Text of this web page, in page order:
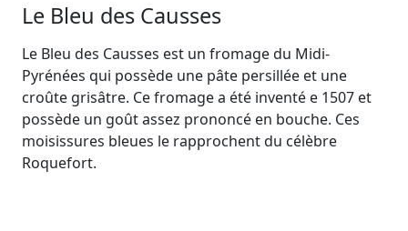
Le Bleu des Causses
Le Bleu des Causses est un fromage du Midi-
Pyrénées qui possède une pâte persillée et une
croûte grisâtre. Ce fromage a été inventé e 1507 et
possède un goût assez prononcé en bouche. Ces
moisissures bleues le rapprochent du célèbre
Roquefort.